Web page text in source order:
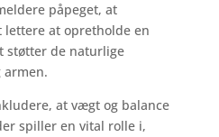
påpeget, at
at opretholde en
støtter de naturlige
armen.
at vægt og balance
spiller en vital rolle i,